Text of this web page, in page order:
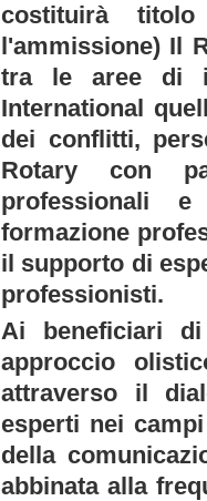
costituirà
l'ammissione) Il
tra le aree di
International
dei conflitti,
Rotary con
professionali
formazione
il supporto di
professionisti.
Ai beneficiari
approccio
attraverso il
esperti nei
della
abbinata alla